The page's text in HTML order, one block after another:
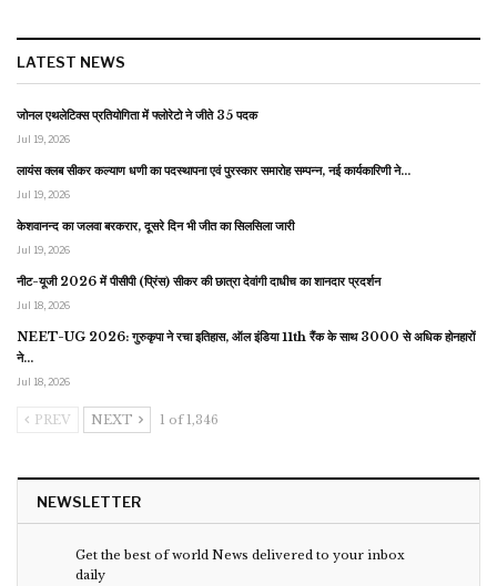
LATEST NEWS
जोनल एथलेटिक्स प्रतियोगिता में फ्लोरेटो ने जीते 35 पदक
Jul 19, 2026
लायंस क्लब सीकर कल्याण धणी का पदस्थापना एवं पुरस्कार समारोह सम्पन्न, नई कार्यकारिणी ने…
Jul 19, 2026
केशवानन्द का जलवा बरकरार, दूसरे दिन भी जीत का सिलसिला जारी
Jul 19, 2026
नीट-यूजी 2026 में पीसीपी (प्रिंस) सीकर की छात्रा देवांगी दाधीच का शानदार प्रदर्शन
Jul 18, 2026
NEET-UG 2026: गुरुकृपा ने रचा इतिहास, ऑल इंडिया 11th रैंक के साथ 3000 से अधिक होनहारों
ने…
Jul 18, 2026
PREV NEXT 1 of 1,346
NEWSLETTER
Get the best of world News delivered to your inbox
daily